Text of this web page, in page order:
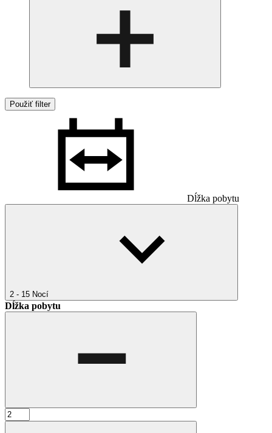
Použiť filter
Dĺžka pobytu
2 - 15 Nocí
Dĺžka pobytu